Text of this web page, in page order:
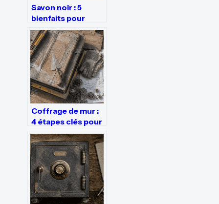
Savon noir : 5
bienfaits pour
votre peau et vos
surfaces
intérieures
Coffrage de mur :
4 étapes clés pour
réussir vos voiles
en béton